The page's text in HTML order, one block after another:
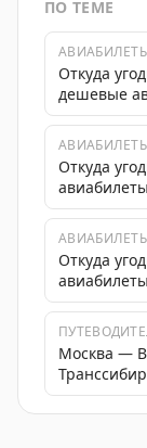
ПО ТЕМЕ
Откуда
дешевые
Откуда
Откуда
Москва —